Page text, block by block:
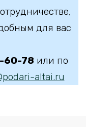
для вас
60-78 или по
altai.ru